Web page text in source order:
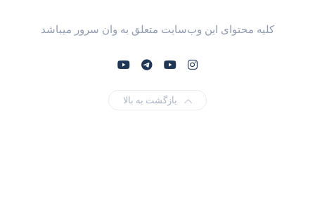
کلیه محتوای این وب‌سایت متعلق به وان سرور میباشد
بازگشت به بالا